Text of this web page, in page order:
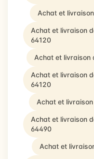
Achat et
Achat et livraison
64120
Achat et livraison
Achat et livraison
64120
Achat et
Achat et livraison
64490
Achat et